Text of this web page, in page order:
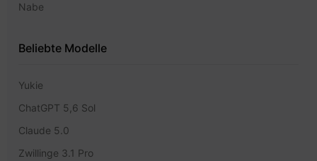
Nabe
Beliebte Modelle
Yukie
ChatGPT 5,6 Sol
Claude 5.0
Zwillinge 3.1 Pro